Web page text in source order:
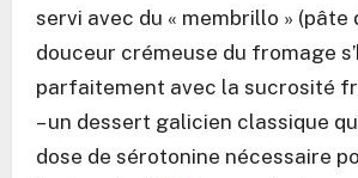
servi avec du « membrillo » (pâte
douceur crémeuse du fromage
parfaitement avec la sucrosité
– un dessert galicien classique
dose de sérotonine nécessaire